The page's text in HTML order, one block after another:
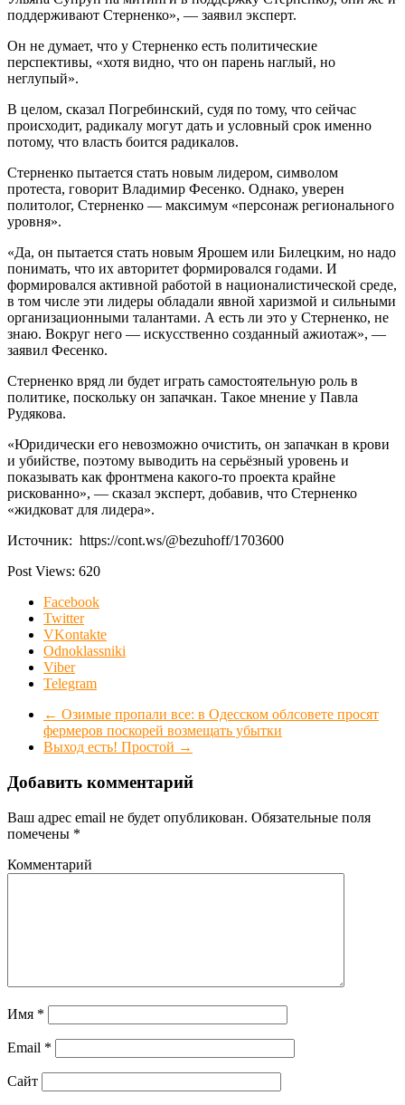
поддерживают Стерненко», — заявил эксперт.
Он не думает, что у Стерненко есть политические
перспективы, «хотя видно, что он парень наглый, но
неглупый».
В целом, сказал Погребинский, судя по тому, что сейчас
происходит, радикалу могут дать и условный срок именно
потому, что власть боится радикалов.
Стерненко пытается стать новым лидером, символом
протеста, говорит Владимир Фесенко. Однако, уверен
политолог, Стерненко — максимум «персонаж регионального
уровня».
«Да, он пытается стать новым Ярошем или Билецким, но надо
понимать, что их авторитет формировался годами. И
формировался активной работой в националистической среде,
в том числе эти лидеры обладали явной харизмой и сильными
организационными талантами. А есть ли это у Стерненко, не
знаю. Вокруг него — искусственно созданный ажиотаж», —
заявил Фесенко.
Стерненко вряд ли будет играть самостоятельную роль в
политике, поскольку он запачкан. Такое мнение у Павла
Рудякова.
«Юридически его невозможно очистить, он запачкан в крови
и убийстве, поэтому выводить на серьёзный уровень и
показывать как фронтмена какого-то проекта крайне
рискованно», — сказал эксперт, добавив, что Стерненко
«жидковат для лидера».
Источник: https://cont.ws/@bezuhoff/1703600
Post Views: 620
Facebook
Twitter
VKontakte
Odnoklassniki
Viber
Telegram
← Озимые пропали все: в Одесском облсовете просят
фермеров поскорей возмещать убытки
Выход есть! Простой →
Добавить комментарий
Ваш адрес email не будет опубликован. Обязательные поля
помечены *
Комментарий
Имя *
Email *
Сайт